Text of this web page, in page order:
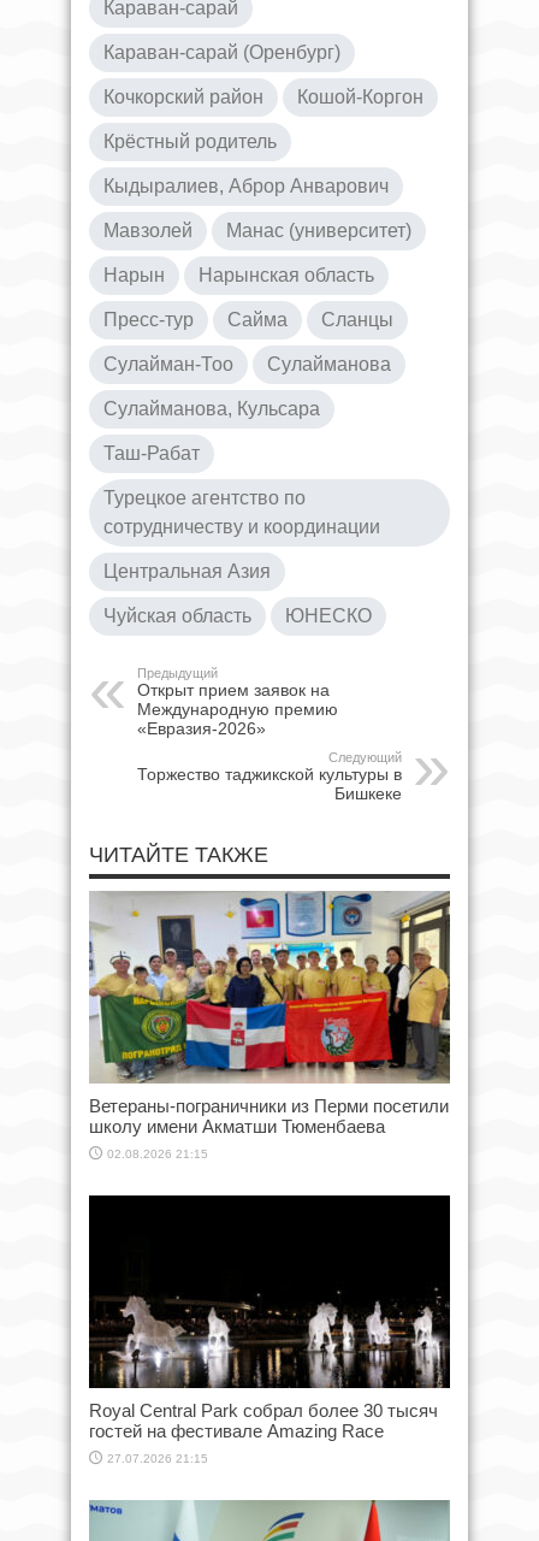
Караван-сарай
Караван-сарай (Оренбург)
Кочкорский район Кошой-Коргон
Крёстный родитель
Кыдыралиев, Аброр Анварович
Мавзолей Манас (университет)
Нарын Нарынская область
Пресс-тур Сайма Сланцы
Сулайман-Тоо Сулайманова
Сулайманова, Кульсара
Таш-Рабат
Турецкое агентство по
сотрудничеству и координации
Центральная Азия
Чуйская область ЮНЕСКО
Предыдущий
Открыт прием заявок на
Международную премию
«Евразия-2026»
Следующий
Торжество таджикской культуры в
Бишкеке
ЧИТАЙТЕ ТАКЖЕ
Ветераны-пограничники из Перми посетили
школу имени Акматши Тюменбаева
02.08.2026 21:15
Royal Central Park собрал более 30 тысяч
гостей на фестивале Amazing Race
27.07.2026 21:15